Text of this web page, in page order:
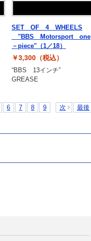
SET OF 4 WHEELS
"BBS Motorsport one
－piece"（1／18）
￥3,300（税込）
“BBS 13インチ”
GREASE
6 7 8 9 次 最後